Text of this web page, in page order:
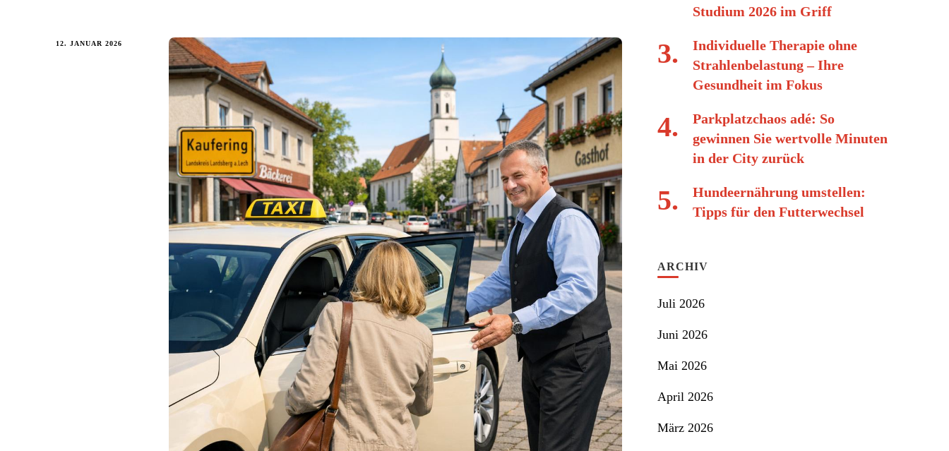
12. JANUAR 2026
Studium 2026 im Griff
Individuelle Therapie ohne
Strahlenbelastung – Ihre
Gesundheit im Fokus
Parkplatzchaos adé: So
gewinnen Sie wertvolle Minuten
in der City zurück
Hundeernährung umstellen:
Tipps für den Futterwechsel
ARCHIV
Juli 2026
Juni 2026
Mai 2026
April 2026
März 2026